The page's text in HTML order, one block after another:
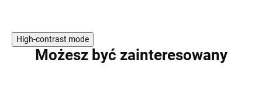
High-contrast mode
Możesz być zainteresowany